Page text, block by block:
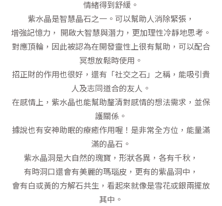
情緒得到舒緩。
紫水晶是智慧晶石之一。可以幫助人消除緊張，
增強記憶力， 開啟大智慧與潛力，更加理性冷靜地思考。
對應頂輪，因此被認為在開發靈性上很有幫助，可以配合
冥想放鬆時使用。
招正財的作用也很好，還有「社交之石」之稱，能吸引貴
人及志同道合的友人。
在感情上，紫水晶也能幫助釐清對感情的想法需求，並保
護關係。
據說也有安神助眠的療癒作用喔！是非常全方位，能量滿
滿的晶石。
紫水晶洞是大自然的瑰寶，形狀各異，各有千秋，
有時洞口還會有美麗的瑪瑙皮，更有的紫晶洞中，
會有白或黃的方解石共生，看起來就像是雪花或銀兩擺放
其中。